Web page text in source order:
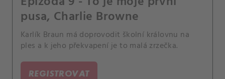
pusa, Charlie Browne
Karlík Braun má doprovodit školní královnu na
ples a k jeho překvapení je to malá zrzečka.
REGISTROVAT